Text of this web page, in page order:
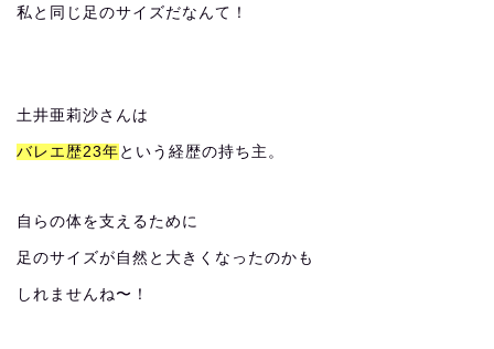
私と同じ足のサイズだなんて！
土井亜莉沙さんは
バレエ歴23年 という経歴の持ち主。
自らの体を支えるために
足のサイズが自然と大きくなったのかも
しれませんね〜！